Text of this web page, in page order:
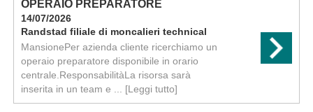
OPERAIO PREPARATORE
14/07/2026
Randstad filiale di moncalieri technical
MansionePer azienda cliente ricerchiamo un
operaio preparatore disponibile in orario
centrale.ResponsabilitàLa risorsa sarà
inserita in un team e ... [Leggi tutto]